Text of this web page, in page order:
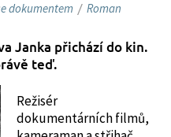
dokumentem / Roman
Janka přichází do kin.
teď.
Režisér
dokumentárních filmů,